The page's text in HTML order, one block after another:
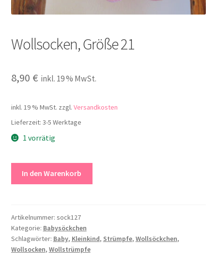
Kontakt
Wollsocken, Größe 21
8,90 € inkl. 19 % MwSt.
inkl. 19 % MwSt. zzgl. Versandkosten
Lieferzeit: 3-5 Werktage
1 vorrätig
In den Warenkorb
Artikelnummer: sock127
Kategorie: Babysöckchen
Schlagwörter: Baby, Kleinkind, Strümpfe, Wollsöckchen,
Wollsocken, Wollstrümpfe